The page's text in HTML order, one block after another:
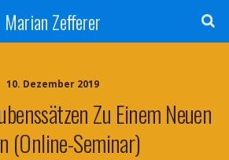
Marian Zefferer
10. Dezember 2019
Zu Einem Neuen
(Online-Seminar)